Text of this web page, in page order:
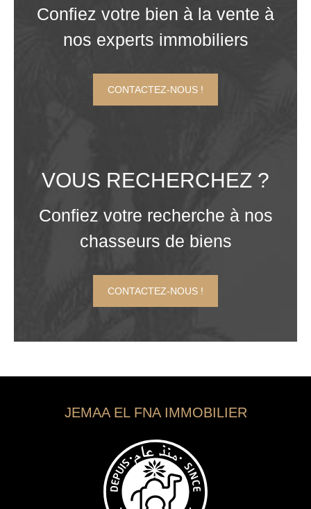
Confiez votre bien à la vente à
nos experts immobiliers
CONTACTEZ-NOUS !
VOUS RECHERCHEZ ?
Confiez votre recherche à nos
chasseurs de biens
CONTACTEZ-NOUS !
JEMAA EL FNA IMMOBILIER